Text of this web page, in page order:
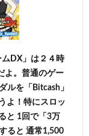
DX」は２４時
よ。普通のゲー
ルを「Bitcash」
よ！特にスロッ
と 1回で「3万
ると 通常1,500